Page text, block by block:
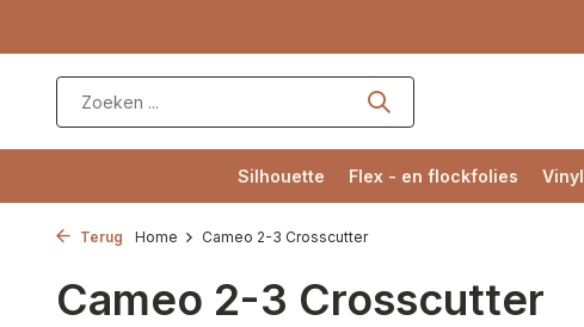
Silhouette Flex - en flockfolies Vinyl
Terug Home Cameo 2-3 Crosscutter
Cameo 2-3 Crosscutter